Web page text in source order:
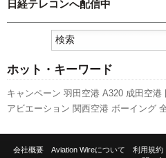
日経テレコンへ配信中
ホット・キーワード
キャンペーン 羽田空港 A320 成田空港
アビエーション 関西空港 ボーイング
歳空港 ANAホールディングス 伊丹空港
会社概要 Aviation Wireについて 利用規約